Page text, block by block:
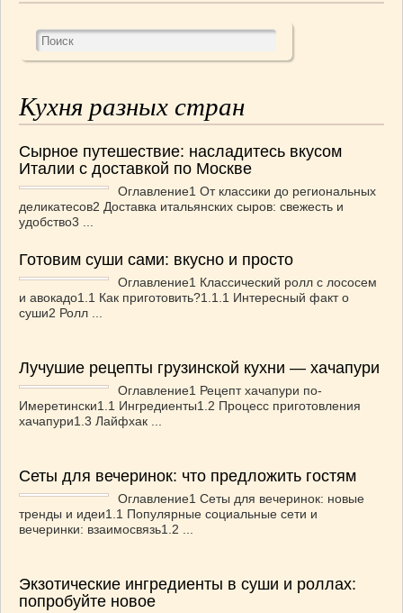
Кухня разных стран
Сырное путешествие: насладитесь вкусом
Италии с доставкой по Москве
Оглавление1 От классики до региональных
деликатесов2 Доставка итальянских сыров: свежесть и
удобство3 ...
Готовим суши сами: вкусно и просто
Оглавление1 Классический ролл с лососем
и авокадо1.1 Как приготовить?1.1.1 Интересный факт о
суши2 Ролл ...
Лучушие рецепты грузинской кухни — хачапури
Оглавление1 Рецепт хачапури по-
Имеретински1.1 Ингредиенты1.2 Процесс приготовления
хачапури1.3 Лайфхак ...
Сеты для вечеринок: что предложить гостям
Оглавление1 Сеты для вечеринок: новые
тренды и идеи1.1 Популярные социальные сети и
вечеринки: взаимосвязь1.2 ...
Экзотические ингредиенты в суши и роллах:
попробуйте новое